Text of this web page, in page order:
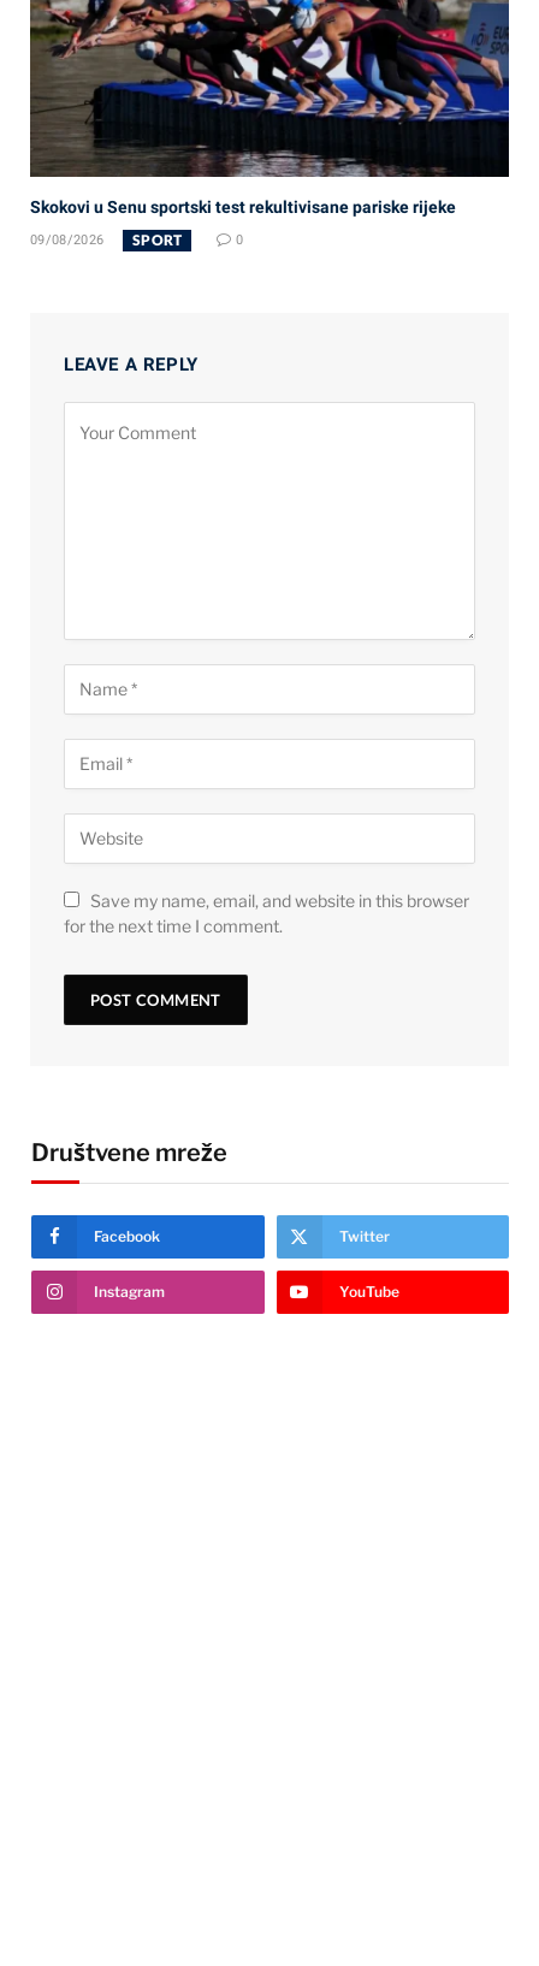
Skokovi u Senu sportski test rekultivisane pariske rijeke
09/08/2026 SPORT 0
LEAVE A REPLY
Save my name, email, and website in this browser
for the next time I comment.
Društvene mreže
Facebook Twitter
Instagram YouTube